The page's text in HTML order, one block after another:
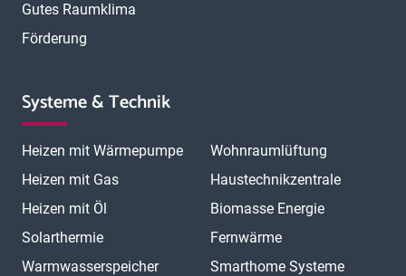
Gutes Raumklima
Förderung
Systeme & Technik
Heizen mit Wärmepumpe
Heizen mit Gas
Heizen mit Öl
Solarthermie
Warmwasserspeicher
Wohnraumlüftung
Haustechnikzentrale
Biomasse Energie
Fernwärme
Smarthome Systeme